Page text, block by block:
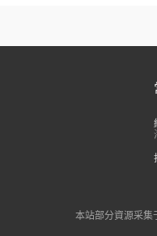
本站部分資源采集